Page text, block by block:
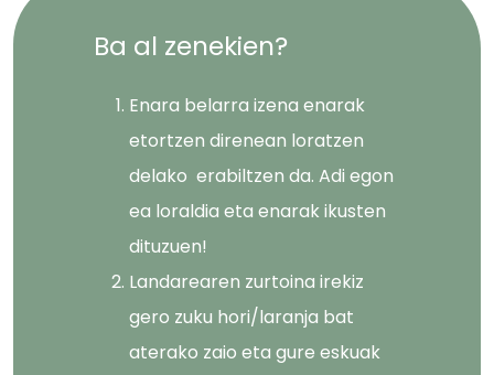
Ba al zenekien?
Enara belarra izena enarak
etortzen direnean loratzen
delako erabiltzen da. Adi egon
ea loraldia eta enarak ikusten
dituzuen!
Landarearen zurtoina irekiz
gero zuku hori/laranja bat
aterako zaio eta gure eskuak